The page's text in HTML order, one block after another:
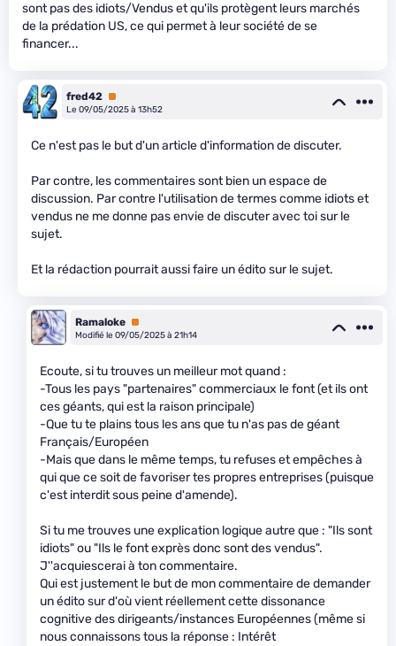
sont pas des idiots/Vendus et qu'ils protègent leurs marchés
de la prédation US, ce qui permet à leur société de se
financer...
fred42 Premium
Le 09/05/2025 à 13h52
Ce n'est pas le but d'un article d'information de discuter.
Par contre, les commentaires sont bien un espace de
discussion. Par contre l'utilisation de termes comme idiots et
vendus ne me donne pas envie de discuter avec toi sur le
sujet.
Et la rédaction pourrait aussi faire un édito sur le sujet.
Ramaloke Premium
Modifié le 09/05/2025 à 21h14
Ecoute, si tu trouves un meilleur mot quand :
-Tous les pays "partenaires" commerciaux le font (et ils ont
ces géants, qui est la raison principale)
-Que tu te plains tous les ans que tu n'as pas de géant
Français/Européen
-Mais que dans le même temps, tu refuses et empêches à
qui que ce soit de favoriser tes propres entreprises (puisque
c'est interdit sous peine d'amende).
Si tu me trouves une explication logique autre que : "Ils sont
idiots" ou "Ils le font exprès donc sont des vendus".
J''acquiescerai à ton commentaire.
Qui est justement le but de mon commentaire de demander
un édito sur d'où vient réellement cette dissonance
cognitive des dirigeants/instances Européennes (même si
nous connaissons tous la réponse : Intérêt